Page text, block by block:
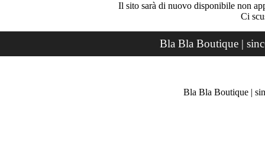
Il sito sarà di nuovo disponibile non
Ci
Bla Bla Boutique |
Bla Bla Boutique |